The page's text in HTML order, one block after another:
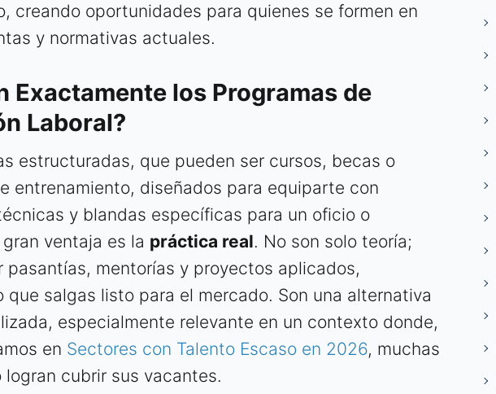
creando oportunidades para quienes se formen en
y normativas actuales.
Exactamente los Programas de
Laboral?
estructuradas, que pueden ser cursos, becas o
entrenamiento, diseñados para equiparte con
y blandas específicas para un oficio o
ventaja es la práctica real. No son solo teoría;
pasantías, mentorías y proyectos aplicados,
que salgas listo para el mercado. Son una alternativa
especialmente relevante en un contexto donde,
en Sectores con Talento Escaso en 2026, muchas
logran cubrir sus vacantes.